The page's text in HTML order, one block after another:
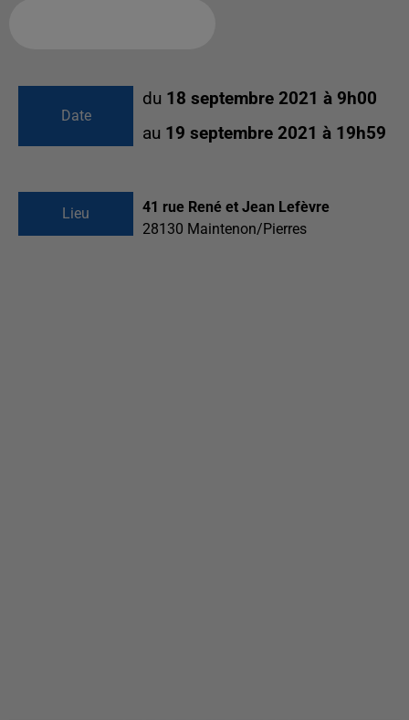
Date
du 18 septembre 2021 à 9h00
au 19 septembre 2021 à 19h59
Lieu
41 rue René et Jean Lefèvre
28130 Maintenon/Pierres